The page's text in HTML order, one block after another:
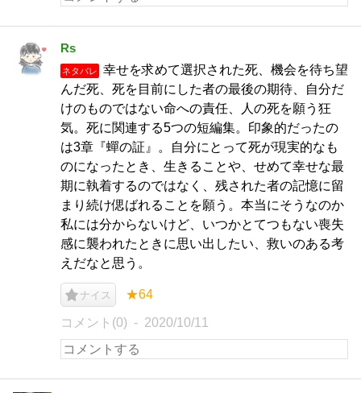
Rs
ネタバレ
幸せを求めて選択された死、機会を待ち望
んだ死、死を目前にした者の最後の期待、自分だ
けのものではない命への責任、人の死を願う狂
気。死に関連する5つの短編集。印象的だったの
は3章『蟬の証』。自分にとって死が現実的なも
のになったとき、生きることや、せめて幸せな最
期に執着するのではなく、残された者の記憶に留
まり続け偲ばれることを願う。本当にそうなのか
私には分からないけど、いつかとてつもない喪失
感に襲われたときに思い出したい、救いのある考
えだなと思う。
ナイス ★64
コメント(0) 2020/10/11